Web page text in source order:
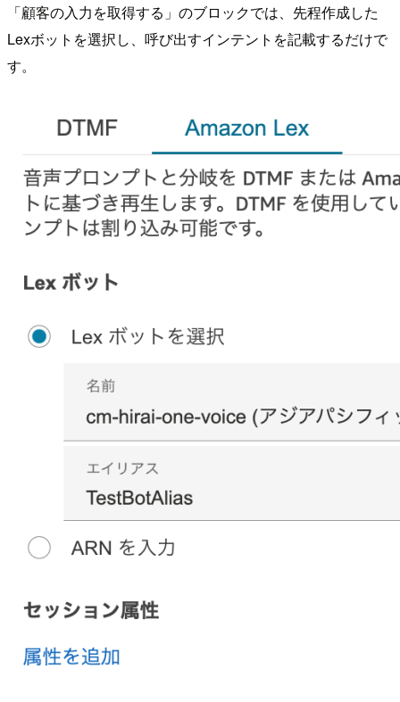
「顧客の入力を取得する」のブロックでは、先程作成した
Lexボットを選択し、呼び出すインテントを記載するだけで
す。